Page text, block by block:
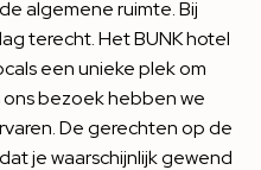
algemene ruimte. Bij
terecht. Het BUNK hotel
een unieke plek om
bezoek hebben we
De gerechten op de
je waarschijnlijk gewend